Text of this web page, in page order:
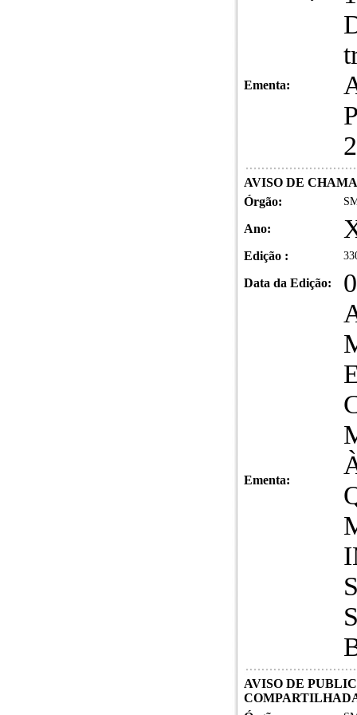
Ementa:
AVISO DE
Órgão:
Ano:
Edição :
Data da Edição:
Ementa:
AVISO DE